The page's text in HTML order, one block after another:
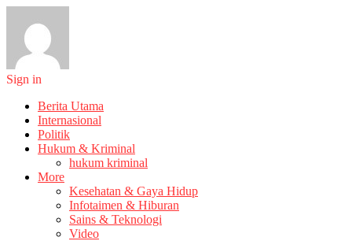
Sign in
Berita Utama
Internasional
Politik
Hukum & Kriminal
hukum kriminal
More
Kesehatan & Gaya Hidup
Infotaimen & Hiburan
Sains & Teknologi
Video